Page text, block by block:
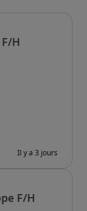
H
F/H